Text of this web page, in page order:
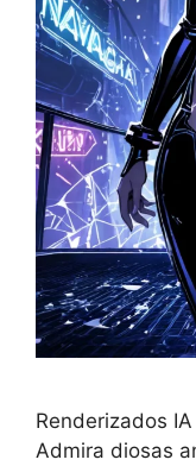
Renderizados
Admira diosas